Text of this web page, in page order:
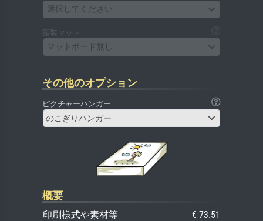
選択してください
額装マット
マットボード無し
その他のオプション
ピクチャーハンガー
のこぎりハンガー
概要
印刷様式や素材等
€ 73.51